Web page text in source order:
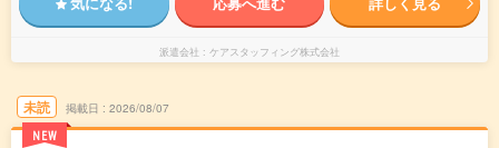
派遣会社 ケアスタッフィング株式会社
未読
NEW
掲載日 2026/08/07